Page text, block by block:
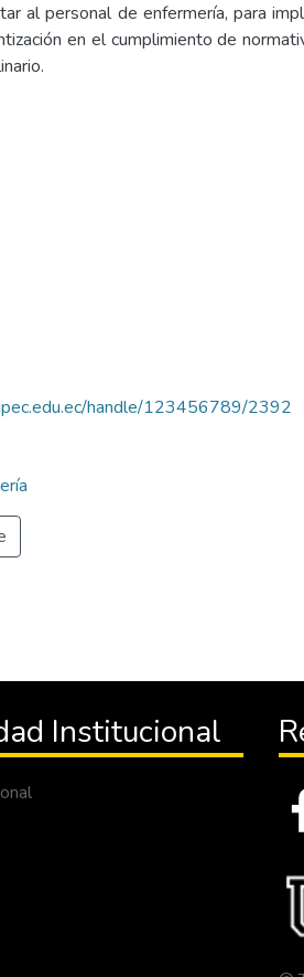
al personal de enfermería, para
en el cumplimiento de
handle/123456789/2392
Institucional